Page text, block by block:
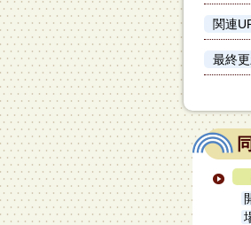
関連
最終